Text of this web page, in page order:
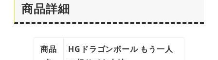
商品詳細
商品
HGドラゴンボール もう一人